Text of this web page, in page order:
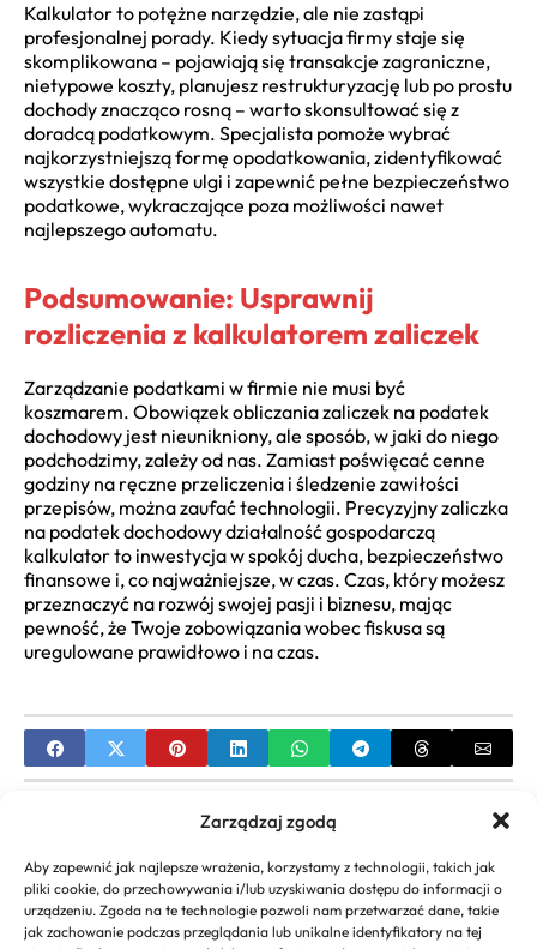
Zarządzaj zgodą
Aby zapewnić jak najlepsze wrażenia, korzystamy z technologii, takich jak
pliki cookie, do przechowywania i/lub uzyskiwania dostępu do informacji o
urządzeniu. Zgoda na te technologie pozwoli nam przetwarzać dane, takie
jak zachowanie podczas przeglądania lub unikalne identyfikatory na tej
Kalkulator to potężne narzędzie, ale nie zastąpi
profesjonalnej porady. Kiedy sytuacja firmy staje się
skomplikowana – pojawiają się transakcje zagraniczne,
nietypowe koszty, planujesz restrukturyzację lub po prostu
dochody znacząco rosną – warto skonsultować się z
doradcą podatkowym. Specjalista pomoże wybrać
najkorzystniejszą formę opodatkowania, zidentyfikować
wszystkie dostępne ulgi i zapewnić pełne bezpieczeństwo
podatkowe, wykraczające poza możliwości nawet
najlepszego automatu.
Podsumowanie: Usprawnij
rozliczenia z kalkulatorem zaliczek
Zarządzanie podatkami w firmie nie musi być
koszmarem. Obowiązek obliczania zaliczek na podatek
dochodowy jest nieunikniony, ale sposób, w jaki do niego
podchodzimy, zależy od nas. Zamiast poświęcać cenne
godziny na ręczne przeliczenia i śledzenie zawiłości
przepisów, można zaufać technologii. Precyzyjny zaliczka
na podatek dochodowy działalność gospodarczą
kalkulator to inwestycja w spokój ducha, bezpieczeństwo
finansowe i, co najważniejsze, w czas. Czas, który możesz
przeznaczyć na rozwój swojej pasji i biznesu, mając
pewność, że Twoje zobowiązania wobec fiskusa są
uregulowane prawidłowo i na czas.
Zatrudnianie członka rodziny w firmie: wady,
zalety, formalności
NEXT